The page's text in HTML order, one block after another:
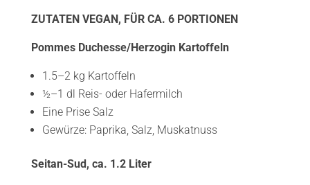
ZUTATEN VEGAN, FÜR CA. 6 PORTIONEN
Pommes Duchesse/Herzogin Kartoffeln
1.5–2 kg Kartoffeln
½–1 dl Reis- oder Hafermilch
Eine Prise Salz
Gewürze: Paprika, Salz, Muskatnuss
Seitan-Sud, ca. 1.2 Liter